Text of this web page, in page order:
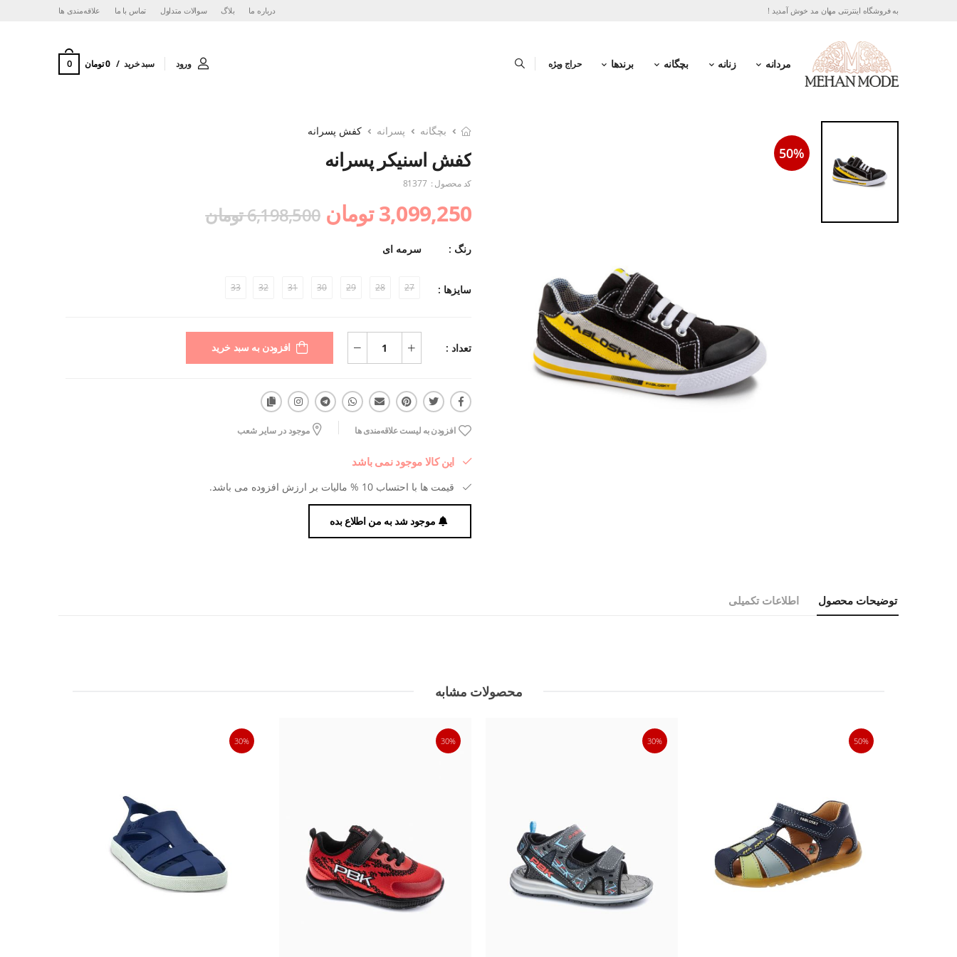
به فروشگاه اینترنتی مهان مد خوش آمدید ! درباره ما بلاگ سوالات متداول تماس با ما ‌علاقه‌مندی ها
مردانه زنانه بچگانه برندها حراج ویژه ورود سبد خرید 0 تومان 0
50%
بچگانه پسرانه کفش پسرانه
کفش اسنیکر پسرانه
کد محصول : 81377
3,099,250 تومان 6,198,500 تومان
رنگ : سرمه ای
سایزها : 27
28
29
30
31
32
33
تعداد : افزودن به سبد خرید
افزودن به لیست علاقه‌مندی ها موجود در سایر شعب
این کالا موجود نمی باشد
قیمت ها با احتساب 10 % مالیات بر ارزش افزوده می باشد.
موجود شد به من اطلاع بده
توضیحات محصول اطلاعات تکمیلی
محصولات مشابه
50%
30%
30%
30%